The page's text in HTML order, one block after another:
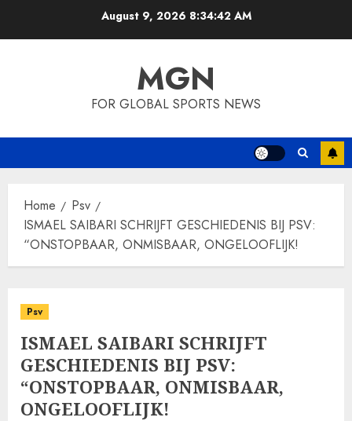
August 9, 2026 8:34:43 AM
MGN
FOR GLOBAL SPORTS NEWS
Home
Psv
ISMAEL SAIBARI SCHRIJFT GESCHIEDENIS BIJ PSV:
“ONSTOPBAAR, ONMISBAAR, ONGELOOFLIJK!
Psv
ISMAEL SAIBARI SCHRIJFT
GESCHIEDENIS BIJ PSV:
“ONSTOPBAAR, ONMISBAAR,
ONGELOOFLIJK!